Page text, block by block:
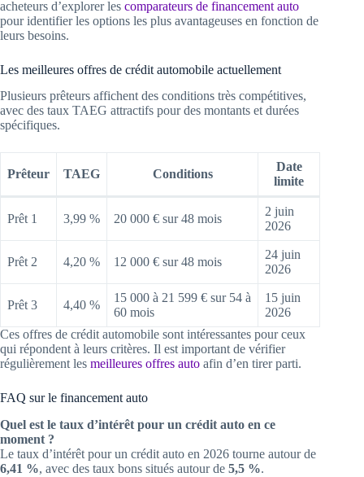
acheteurs d’explorer les comparateurs de financement auto
pour identifier les options les plus avantageuses en fonction de
leurs besoins.
Les meilleures offres de crédit automobile actuellement
Plusieurs prêteurs affichent des conditions très compétitives,
avec des taux TAEG attractifs pour des montants et durées
spécifiques.
Prêteur TAEG Conditions
Date
limite
Prêt 1 3,99 % 20 000 € sur 48 mois
2 juin
2026
Prêt 2 4,20 % 12 000 € sur 48 mois
24 juin
2026
Prêt 3 4,40 %
15 000 à 21 599 € sur 54 à
60 mois
15 juin
2026
Ces offres de crédit automobile sont intéressantes pour ceux
qui répondent à leurs critères. Il est important de vérifier
régulièrement les meilleures offres auto afin d’en tirer parti.
FAQ sur le financement auto
Quel est le taux d’intérêt pour un crédit auto en ce
moment ?
Le taux d’intérêt pour un crédit auto en 2026 tourne autour de
6,41 %, avec des taux bons situés autour de 5,5 %.